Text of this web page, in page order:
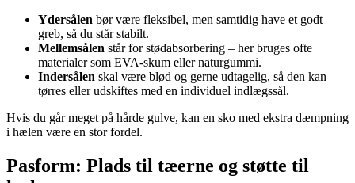
Ydersålen bør være fleksibel, men samtidig have et godt
greb, så du står stabilt.
Mellemsålen står for stødabsorbering – her bruges ofte
materialer som EVA-skum eller naturgummi.
Indersålen skal være blød og gerne udtagelig, så den kan
tørres eller udskiftes med en individuel indlægssål.
Hvis du går meget på hårde gulve, kan en sko med ekstra dæmpning
i hælen være en stor fordel.
Pasform: Plads til tæerne og støtte til